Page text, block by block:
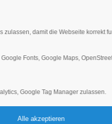
zulassen, damit die Webseite korrekt
Fonts, Google Maps,
Google Tag Manager zulassen.